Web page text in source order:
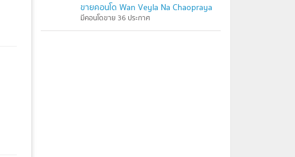
ขายคอนโด Wan Veyla Na Chaopraya
มีคอนโดขาย 36 ประกาศ